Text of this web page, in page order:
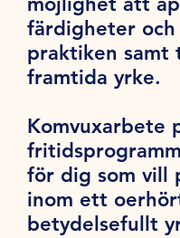
färdigheter och
praktiken samt
framtida yrke.
Komvuxarbete
för dig som vill
inom ett
betydelsefullt